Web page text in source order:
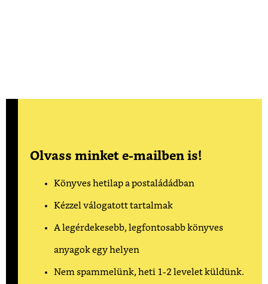
Olvass minket e-mailben is!
Könyves hetilap a postaládádban
Kézzel válogatott tartalmak
A legérdekesebb, legfontosabb könyves
anyagok egy helyen
Nem spammelünk, heti 1-2 levelet küldünk.